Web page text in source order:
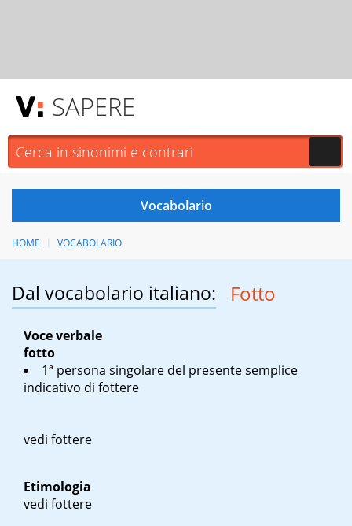
SAPERE
HOME VOCABOLARIO
Dal vocabolario italiano: Fotto
Voce verbale
fotto
1ª persona singolare del presente semplice
indicativo di fottere
vedi fottere
Etimologia
vedi fottere